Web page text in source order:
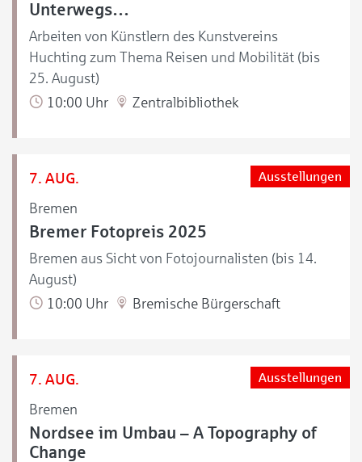
Unterwegs…
Arbeiten von Künstlern des Kunstvereins
Huchting zum Thema Reisen und Mobilität (bis
25. August)
10:00 Uhr
Zentralbibliothek
7. AUG.
Bremen
Ausstellungen
Bremer Fotopreis 2025
Bremen aus Sicht von Fotojournalisten (bis 14.
August)
10:00 Uhr
Bremische Bürgerschaft
7. AUG.
Bremen
Ausstellungen
Nordsee im Umbau – A Topography of
Change